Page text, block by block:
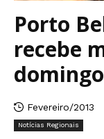
Porto
recebe
domingo
Fevereiro/2013
Notícias Regionais